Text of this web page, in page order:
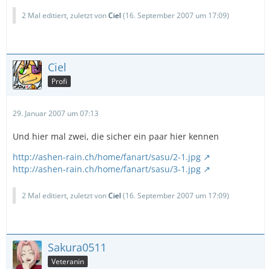
2 Mal editiert, zuletzt vonCiel (16. September 2007 um 17:09)
Ciel
Profi
29. Januar 2007 um 07:13
Und hier mal zwei, die sicher ein paar hier kennen
http://ashen-rain.ch/home/fanart/sasu/2-1.jpg
http://ashen-rain.ch/home/fanart/sasu/3-1.jpg
2 Mal editiert, zuletzt vonCiel (16. September 2007 um 17:09)
Sakura0511
Veteranin